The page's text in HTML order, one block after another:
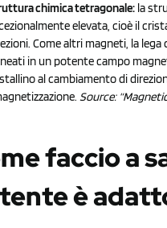
chimica tetragonale: la
elevata, cioè il
Come altri magneti, la
in un potente campo
al cambiamento di
Source:
faccio a
è